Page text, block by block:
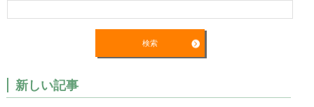
新しい記事